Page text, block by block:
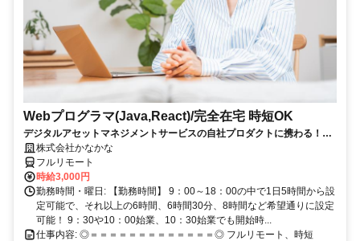
Webプログラマ(Java,React)/完全在宅 時短OK
デジタルアセットマネジメントサービスの自社プロダクトに携わる！働
き方の自由度あり！
株式会社かなかな
フルリモート
時給3,000円
勤務時間・曜日: 【勤務時間】 9：00～18：00の中で1日5時間から設
定可能で、それ以上の6時間、6時間30分、8時間など希望通りに設定
可能！ 9：30や10：00始業、10：30始業でも開始時...
仕事内容: ◎＝＝＝＝＝＝＝＝＝＝＝＝＝◎ フルリモート、時短